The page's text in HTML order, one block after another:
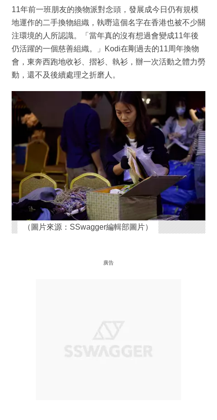
11年前一班朋友的換物派對念頭，發展成今日仍有規模
地運作的二手換物組織，執嘢這個名字在香港也被不少關
注環境的人所認識。「當年真的沒有想過會變成11年後
仍活躍的一個慈善組織。」Kodi在剛過去的11周年換物
會，東奔西跑地收衫、摺衫、執衫，辦一次活動之體力勞
動，還不及後續處理之折磨人。
（圖片來源：SSwagger編輯部圖片）
廣告